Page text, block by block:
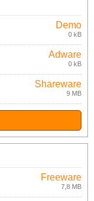
Demo
0 kB
Adware
0 kB
Shareware
9 MB
Freeware
7,8 MB